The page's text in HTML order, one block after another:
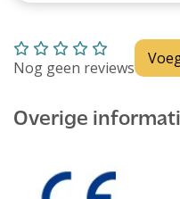
Nog geen reviews
Overige